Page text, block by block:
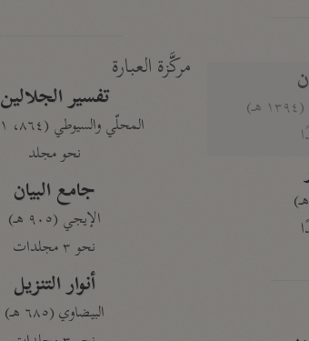
مركَّزة العبارة
تفسير الجلالين
المحلّي والسيوطي (٨٦٤، ٩١١ هـ)
نحو مجلد
جامع البيان
الإيجي (٩٠٥ هـ)
نحو ٣ مجلدات
أنوار التنزيل
البيضاوي (٦٨٥ هـ)